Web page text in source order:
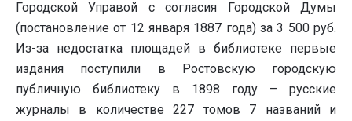
Городской Управой с согласия Городской Думы
(постановление от 12 января 1887 года) за 3 500 руб.
Из-за недостатка площадей в библиотеке первые
издания поступили в Ростовскую городскую
публичную библиотеку в 1898 году – русские
журналы в количестве 227 томов 7 названий и